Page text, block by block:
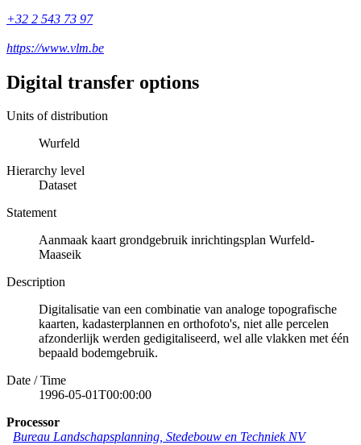
+32 2 543 73 97
https://www.vlm.be
Digital transfer options
Units of distribution
Wurfeld
Hierarchy level
Dataset
Statement
Aanmaak kaart grondgebruik inrichtingsplan Wurfeld-
Maaseik
Description
Digitalisatie van een combinatie van analoge topografische
kaarten, kadasterplannen en orthofoto's, niet alle percelen
afzonderlijk werden gedigitaliseerd, wel alle vlakken met één
bepaald bodemgebruik.
Date / Time
1996-05-01T00:00:00
Processor
Bureau Landschapsplanning, Stedebouw en Techniek NV